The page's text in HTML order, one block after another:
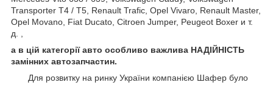
Transporter T4 / T5, Renault Trafic, Opel Vivaro, Renault Master,
Opel Movano, Fiat Ducato, Citroen Jumper, Peugeot Boxer и т.
д. ,
а в цій категорії авто особливо важлива НАДІЙНІСТЬ
замінних автозапчастин.
Для розвитку на ринку України компанією Шафер було